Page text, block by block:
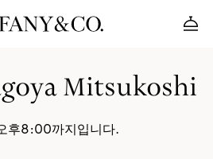
Mitsukoshi
후8:00까지입니다.